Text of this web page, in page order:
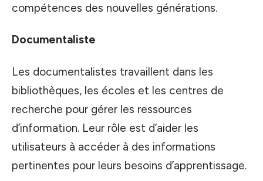
compétences des nouvelles générations.
Documentaliste
Les documentalistes travaillent dans les
bibliothèques, les écoles et les centres de
recherche pour gérer les ressources
d’information. Leur rôle est d’aider les
utilisateurs à accéder à des informations
pertinentes pour leurs besoins d’apprentissage.